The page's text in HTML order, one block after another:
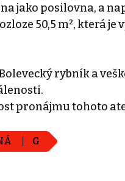
jako posilovna, a
50,5 m², která je
rybník a
pronájmu tohoto
G